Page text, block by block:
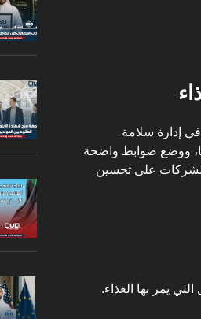
في إدارة سلامة
ووضع ضوابط واضحة
الشركات على تحسين